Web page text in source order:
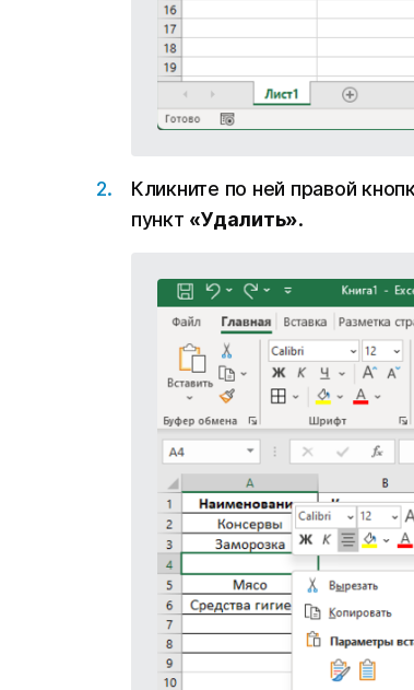
Кликните по ней правой
пункт «‎Удалить».